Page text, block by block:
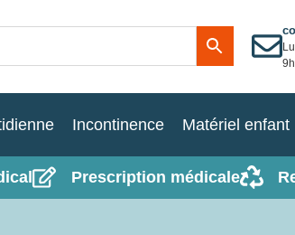
Incontinence Matériel enfant
Prescription médicale